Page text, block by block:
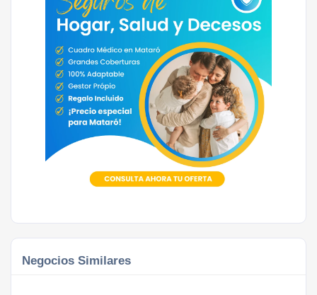
Negocios Similares